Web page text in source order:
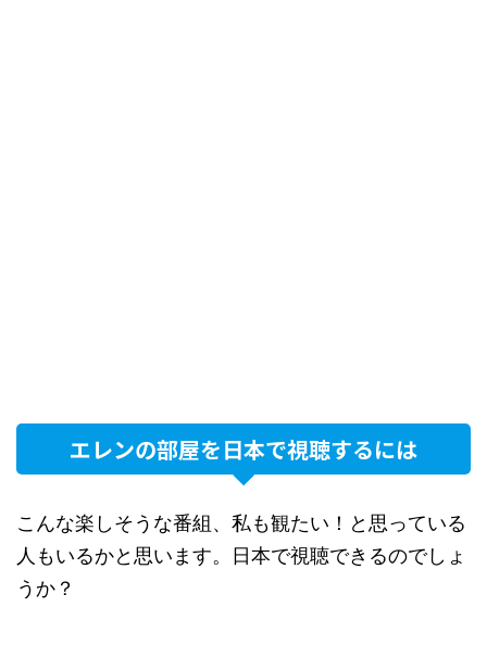
エレンの部屋を日本で視聴するには
こんな楽しそうな番組、私も観たい！と思っている
人もいるかと思います。日本で視聴できるのでしょ
うか？